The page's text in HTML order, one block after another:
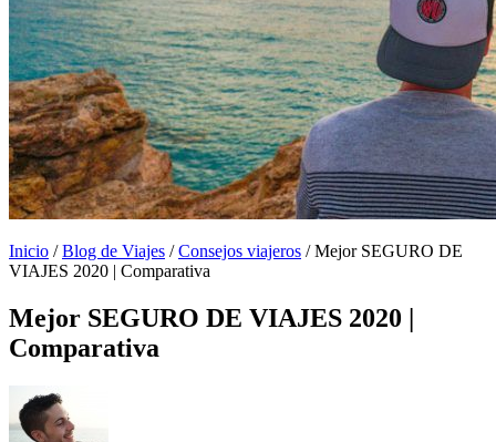
Inicio /Blog de Viajes /Consejos viajeros /Mejor SEGURO DE
VIAJES 2020 | Comparativa
Mejor SEGURO DE VIAJES 2020 |
Comparativa